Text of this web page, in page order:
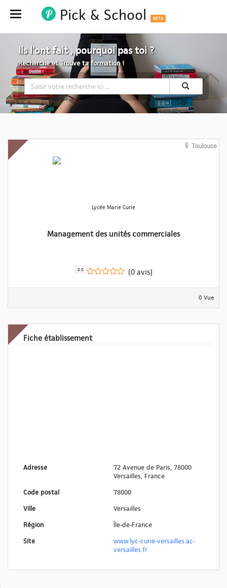
Hide Pick & School BETA
Ils l'ont fait , pourquoi pas toi ?
Recherche et Trouve ta formation !
Toulouse
Lycée Marie Curie
Management des unités commerciales
0.0 (0 avis)
0 Vue
Fiche établissement
Adresse
72 Avenue de Paris, 78000
Versailles, France
Code postal
78000
Ville
Versailles
Région
Île-de-France
Site
www.lyc-curie-versailles.ac-
versailles.fr